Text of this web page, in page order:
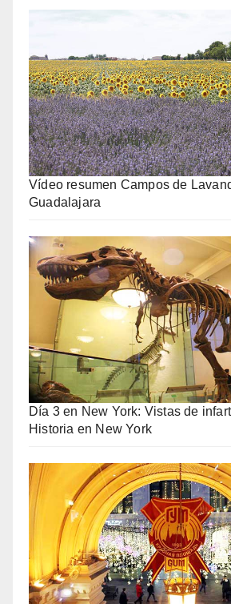
Vídeo resumen Campos de
Guadalajara
Día 3 en New York: Vistas de
Historia en New York